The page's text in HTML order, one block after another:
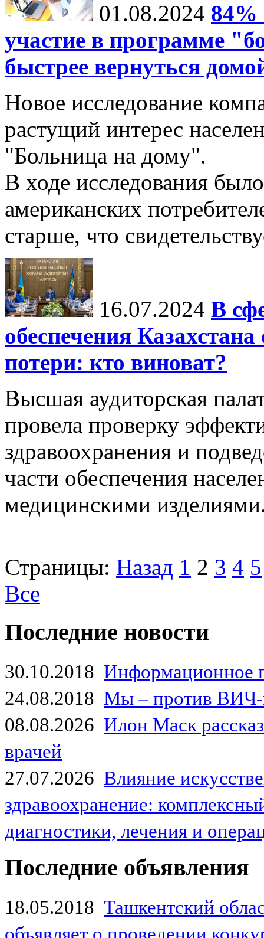
01.08.2024 84%
участие в программе
быстрее вернуться
Новое исследование
растущий интерес
"Больница на дому".
В ходе исследования
американских
старше, что
16.07.2024 В
обеспечения
потери: кто виноват?
Высшая аудиторская
провела проверку
здравоохранения и
части обеспечения
медицинскими
Страницы: Назад 1 2 3 4 5
Все
Последние новости
30.10.2018 Информационное
24.08.2018 Мы – против
08.08.2026 Илон Маск
врачей
27.07.2026 Влияние
здравоохранение:
диагностики, лечения и
Последние объявления
18.05.2018 Ташкентский